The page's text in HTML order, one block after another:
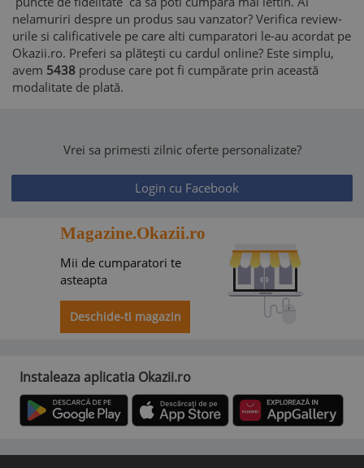
nelamuriri despre un produs sau vanzator? Verifica review-
urile si calificativele pe care alti cumparatori le-au acordat pe
Okazii.ro. Preferi sa plătești cu cardul online? Este simplu,
avem 5438 produse care pot fi cumpărate prin această
modalitate de plată.
Vrei sa primesti zilnic oferte personalizate?
Login cu Facebook
Magazine.Okazii.ro
Mii de cumparatori te
asteapta
Deschide-ti magazin
Instaleaza aplicatia Okazii.ro